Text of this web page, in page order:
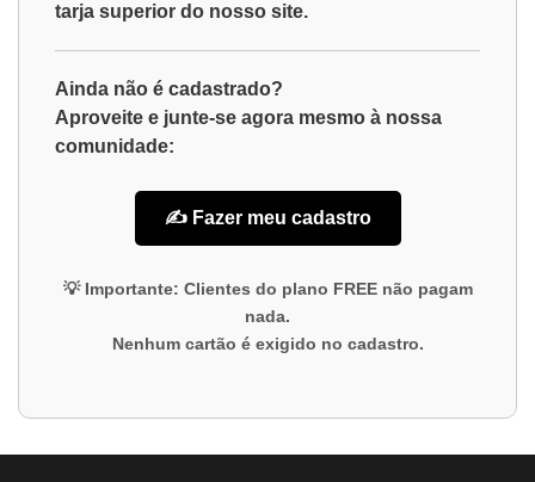
tarja superior do nosso site.
Ainda não é cadastrado?
Aproveite e junte-se agora mesmo à nossa
comunidade:
✍️ Fazer meu cadastro
💡 Importante: Clientes do plano FREEnão pagam
nada.
Nenhum cartão é exigido no cadastro.